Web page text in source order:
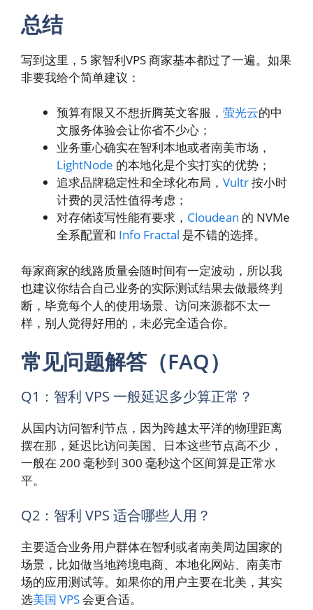
总结
写到这里，5 家智利VPS 商家基本都过了一遍。如果
非要我给个简单建议：
预算有限又不想折腾英文客服， 萤光云的中
文服务体验会让你省不少心；
业务重心确实在智利本地或者南美市场，
LightNode 的本地化是个实打实的优势；
追求品牌稳定性和全球化布局， Vultr按小时
计费的灵活性值得考虑；
对存储读写性能有要求， Cloudean 的 NVMe
全系配置和 Info Fractal 是不错的选择。
每家商家的线路质量会随时间有一定波动，所以我
也建议你结合自己业务的实际测试结果去做最终判
断，毕竟每个人的使用场景、访问来源都不太一
样，别人觉得好用的，未必完全适合你。
常见问题解答（FAQ）
Q1：智利 VPS 一般延迟多少算正常？
从国内访问智利节点，因为跨越太平洋的物理距离
摆在那，延迟比访问美国、日本这些节点高不少，
一般在 200 毫秒到 300 毫秒这个区间算是正常水
平。
Q2：智利 VPS 适合哪些人用？
主要适合业务用户群体在智利或者南美周边国家的
场景，比如做当地跨境电商、本地化网站、南美市
场的应用测试等。如果你的用户主要在北美，其实
选美国 VPS会更合适。